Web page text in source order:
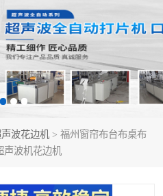
波花边机 > 福州窗帘布台布桌布
声波机花边机
超声波热合机
超声波花边机
凹凸压花机压标机
双头服装凹凸压花机